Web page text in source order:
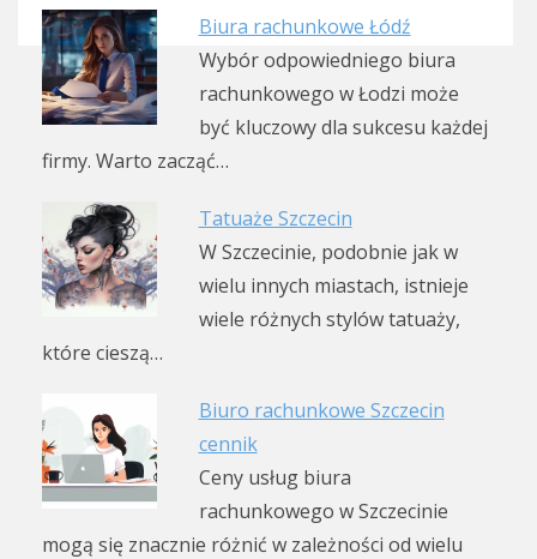
Biura rachunkowe Łódź
Wybór odpowiedniego biura
rachunkowego w Łodzi może
być kluczowy dla sukcesu każdej
firmy. Warto zacząć…
Tatuaże Szczecin
W Szczecinie, podobnie jak w
wielu innych miastach, istnieje
wiele różnych stylów tatuaży,
które cieszą…
Biuro rachunkowe Szczecin
cennik
Ceny usług biura
rachunkowego w Szczecinie
mogą się znacznie różnić w zależności od wielu